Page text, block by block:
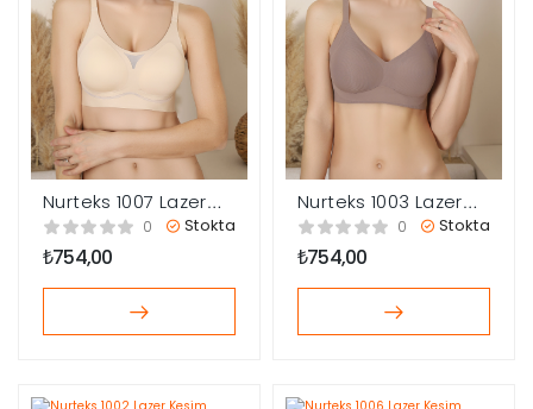
Nurteks 1007 Lazer
Kesim Sütyen
0 Stokta
₺754,00
Nurteks 1003 Lazer
Kesim Sütyen
0 Stokta
₺754,00